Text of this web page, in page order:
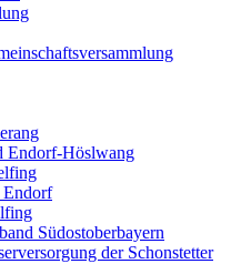
Endorf-Höslwang
Endorf
Südostoberbayern
der Schonstetter